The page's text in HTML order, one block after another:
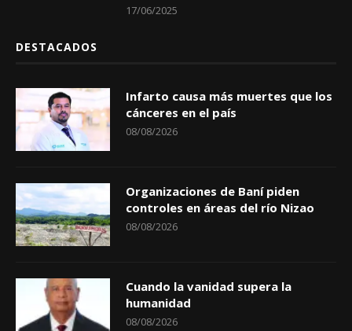
17/06/2025
DESTACADOS
Infarto causa más muertes que los
cánceres en el país
08/08/2026
Organizaciones de Baní piden
controles en áreas del río Nizao
08/08/2026
Cuando la vanidad supera la
humanidad
08/08/2026